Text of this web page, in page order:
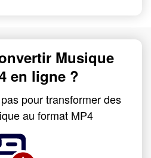
Musique
en ligne ?
pour transformer des
au format MP4